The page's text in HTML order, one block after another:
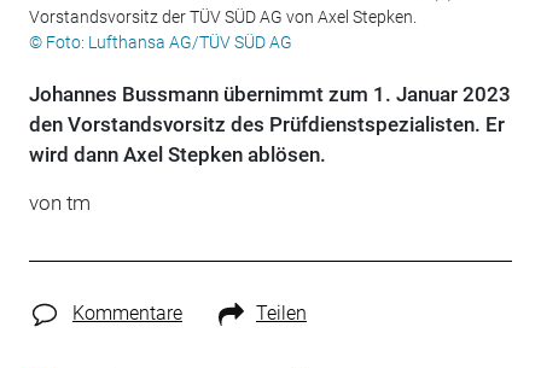
Vorstandsvorsitz der TÜV SÜD AG von Axel Stepken.
© Foto: Lufthansa AG/TÜV SÜD AG
Johannes Bussmann übernimmt zum 1. Januar 2023
den Vorstandsvorsitz des Prüfdienstspezialisten. Er
wird dann Axel Stepken ablösen.
von tm
Kommentare Teilen